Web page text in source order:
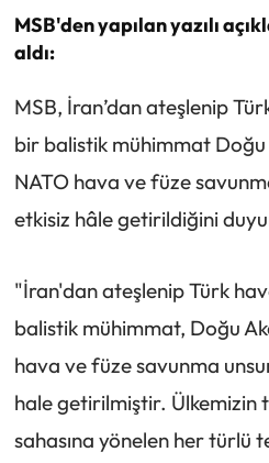
MSB'den yapılan yazılı
aldı:
MSB, İran’dan ateşlenip
bir balistik mühimmat Doğu
NATO hava ve füze
etkisiz hâle getirildiğini
"İran'dan ateşlenip Türk
balistik mühimmat, Doğu
hava ve füze savunma
hale getirilmiştir. Ülkemizin
sahasına yönelen her türlü